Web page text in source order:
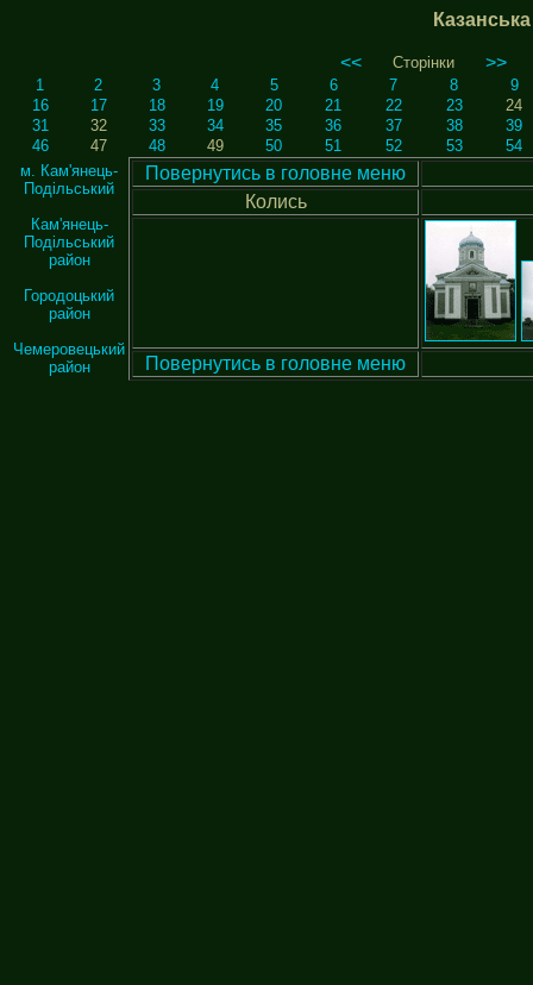
<< Сторінки >>
1 2 3 4 5 6 7 8
9
16
17 18 19 20 21 22 23
24
31
32 33 34 35 36 37 38
39
46
47 48 49 50 51 52 53
54
м. Кам'янець-
Подільський
Кам'янець-
Подільський
район
Городоцький
район
Чемеровецький
район
Повернутись в головне меню
Колись
Повернутись в головне меню